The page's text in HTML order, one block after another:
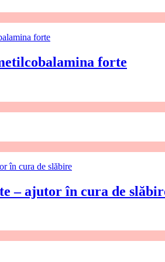
forte
– ajutor în cura de